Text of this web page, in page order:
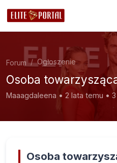
Forum Ogłoszenie
Osoba
Maaagdaleena • 2 lata temu •
Osoba